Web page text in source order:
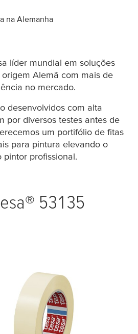
na Alemanha
líder mundial em soluções
Alemã com mais de
no mercado.
desenvolvidos com alta
por diversos testes antes de
um portifólio de fitas
para pintura elevando o
profissional.
® 53135